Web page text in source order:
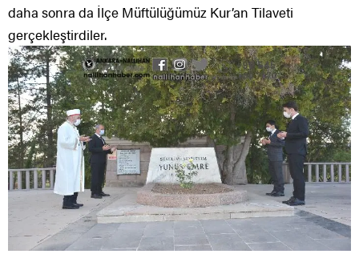
daha sonra da İlçe Müftülüğümüz Kur’an Tilaveti
gerçekleştirdiler.